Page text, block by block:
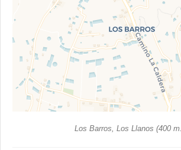
Los Barros, Los Llanos (400